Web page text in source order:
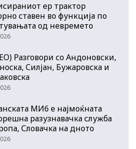
ер трактор
ставен во функција по
од невремето
Разговори со Андоновски,
Силјан, Бужаровска и
МИ6 е најмоќната
разузнавачка служба
Словачка на дното